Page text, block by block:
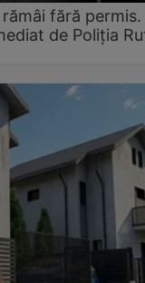
fără permis.
de Poliţia